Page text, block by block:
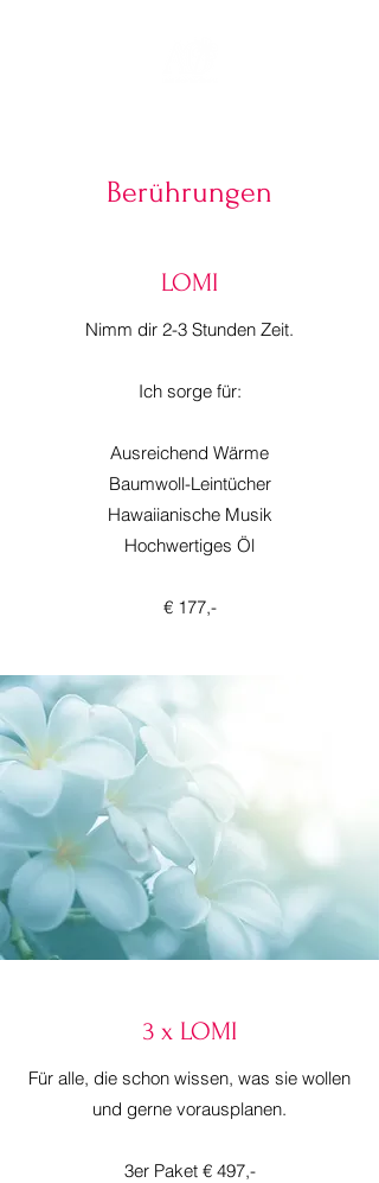
Berührungen
LOMI
Nimm dir 2-3 Stunden Zeit.
Ich sorge für:
Ausreichend Wärme
Baumwoll-Leintücher
Hawaiianische Musik
Hochwertiges Öl
€ 177,-
3 x LOMI
Für alle, die schon wissen, was sie wollen
und gerne vorausplanen.
3er Paket € 497,-